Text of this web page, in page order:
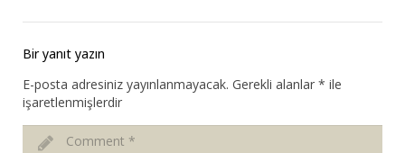
Bir yanıt yazın
E-posta adresiniz yayınlanmayacak. Gerekli alanlar * ile
işaretlenmişlerdir